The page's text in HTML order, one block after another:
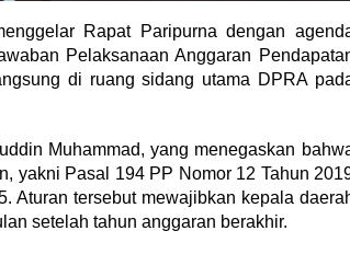
Rapat Paripurna dengan
Pelaksanaan Anggaran
di ruang sidang utama DPRA
Muhammad, yang menegaskan
yakni Pasal 194 PP Nomor 12 Tahun
Aturan tersebut mewajibkan kepala
setelah tahun anggaran berakhir.